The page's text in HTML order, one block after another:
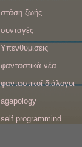
στάση ζωής
συνταγές
Υπενθυμίσεις
φανταστικά νέα
φανταστικοί διάλογοι
agapology
self programmind